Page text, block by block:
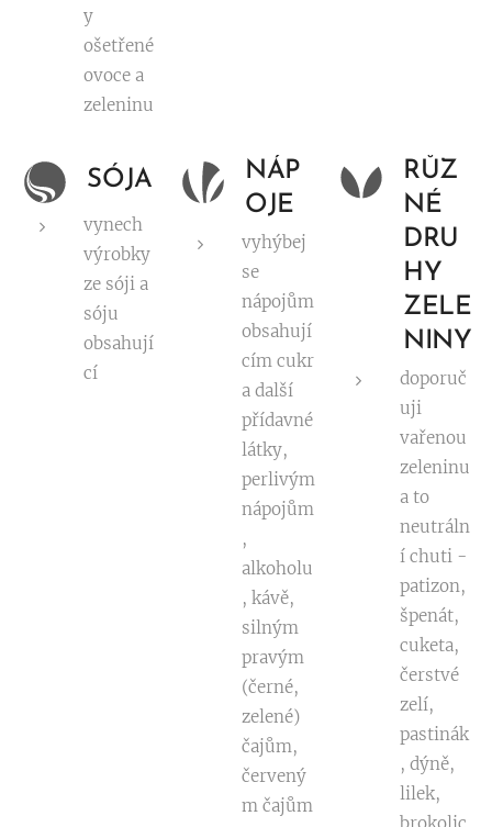
y
ošetřené
ovoce a
zeleninu
SÓJA
vynech
výrobky
ze sóji a
sóju
obsahují
cí
NÁP
OJE
vyhýbej
se
nápojům
obsahují
cím cukr
a další
přídavné
látky,
perlivým
nápojům
,
alkoholu
, kávě,
silným
pravým
(černé,
zelené)
čajům,
červený
m čajům
RŮZ
NÉ
DRU
HY
ZELE
NINY
doporuč
uji
vařenou
zeleninu
a to
neutráln
í chuti -
patizon,
špenát,
cuketa,
čerstvé
zelí,
pastinák
, dýně,
lilek,